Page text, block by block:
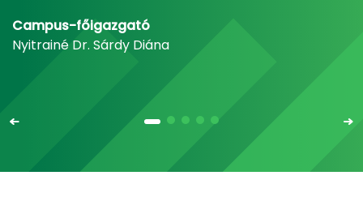
Campus-főigazgató
Nyitrainé Dr. Sárdy Diána